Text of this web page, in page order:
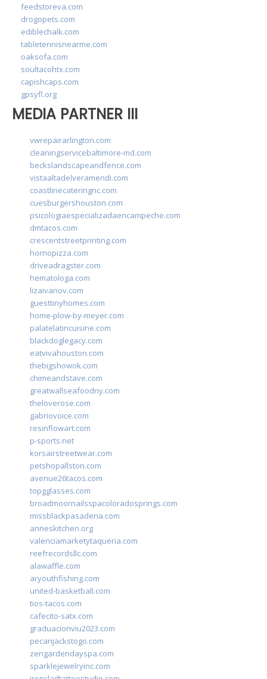
feedstoreva.com
drogopets.com
ediblechalk.com
tabletennisnearme.com
oaksofa.com
soultacohtx.com
capishcaps.com
gpsyfl.org
MEDIA PARTNER III
vwrepairarlington.com
cleaningservicebaltimore-md.com
beckslandscapeandfence.com
vistaaltadelveramendi.com
coastlinecateringnc.com
cuesburgershouston.com
psicologiaespecializadaencampeche.com
dmtacos.com
crescentstreetprinting.com
hornopizza.com
driveadragster.com
hematologa.com
lizaivanov.com
guesttinyhomes.com
home-plow-by-meyer.com
palatelatincuisine.com
blackdoglegacy.com
eatvivahouston.com
thebigshowok.com
chimeandstave.com
greatwallseafoodny.com
theloverose.com
gabriovoice.com
resinflowart.com
p-sports.net
korsairstreetwear.com
petshopallston.com
avenue26tacos.com
topgglasses.com
broadmoornailsspacoloradosprings.com
missblackpasadena.com
anneskitchen.org
valenciamarketytaqueria.com
reefrecordsllc.com
alawaffle.com
aryouthfishing.com
united-basketball.com
tios-tacos.com
cafecito-satx.com
graduacionviu2023.com
pecanjackstogo.com
zengardendayspa.com
sparklejewelryinc.com